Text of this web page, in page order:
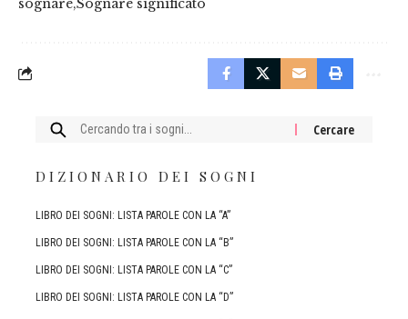
sognare Sognare significato
Cercare:
DIZIONARIO DEI SOGNI
LIBRO DEI SOGNI: LISTA PAROLE CON LA “A”
LIBRO DEI SOGNI: LISTA PAROLE CON LA “B”
LIBRO DEI SOGNI: LISTA PAROLE CON LA “C”
LIBRO DEI SOGNI: LISTA PAROLE CON LA “D”